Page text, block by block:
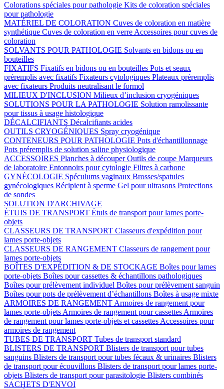
Colorations spéciales pour pathologie Kits de coloration spéciales
pour pathologie
MATÉRIEL DE COLORATION Cuves de coloration en matière
synthétique Cuves de coloration en verre Accessoires pour cuves de
coloration
SOLVANTS POUR PATHOLOGIE Solvants en bidons ou en
bouteilles
FIXATIFS Fixatifs en bidons ou en bouteilles Pots et seaux
préremplis avec fixatifs Fixateurs cytologiques Plateaux préremplis
avec fixateurs Produits neutralisant le formol
MILIEUX D'INCLUSION Milieux d’inclusion cryogéniques
SOLUTIONS POUR LA PATHOLOGIE Solution ramolissante
pour tissus à usage histologique
DÉCALCIFIANTS Décalcifiants acides
OUTILS CRYOGÉNIQUES Spray cryogénique
CONTENEURS POUR PATHOLOGIE Pots d'échantillonnage
Pots préremplis de solution saline physiologique
ACCESSOIRES Planches à découperOutils de coupe Marqueurs
de laboratoire Entonnoirs pour cytologie Filtres à carbone
GYNÉCOLOGIE Spéculums vaginaux Brosses/spatules
gynécologiques Récipient à sperme Gel pour ultrasons Protections
de sondes
SOLUTION D'ARCHIVAGE
ÉTUIS DE TRANSPORT Étuis de transport pour lames porte-
objets
CLASSEURS DE TRANSPORT Classeurs d'expédition pour
lames porte-objets
CLASSEURS DE RANGEMENT Classeurs de rangement pour
lames porte-objets
BOÎTES D'EXPÉDITION & DE STOCKAGE Boîtes pour lames
porte-objets Boîtes pour cassettes & échantillons pathologiques
Boîtes pour prélèvement individuel Boîtes pour prélèvement sanguin
Boîtes pour pots de prélèvement d’échantillons Boîtes à usage mixte
ARMOIRES DE RANGEMENT Armoires de rangement pour
lames porte-objets Armoires de rangement pour cassettes Armoires
de rangement pour lames porte-objets et cassettes Accessoires pour
armoires de rangement
TUBES DE TRANSPORT Tubes de transport standard
BLISTERS DE TRANSPORT Blisters de transport pour tubes
sanguins Blisters de transport pour tubes fécaux & urinaires Blisters
de transport pour écouvillons Blisters de transport pour lames porte-
objets Blisters de transport pour parasitologie Blisters combinés
SACHETS D'ENVOI